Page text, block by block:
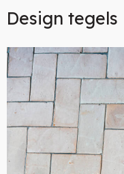
Design tegels